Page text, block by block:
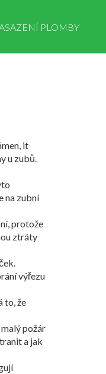
PLOMBY
, it
u zubů.
na zubní
,protože
ztráty
výřezu
to, že
požár
a jak